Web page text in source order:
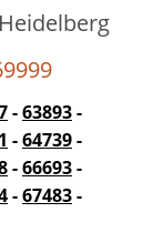
-63893-
-64739-
-66693-
-67483-